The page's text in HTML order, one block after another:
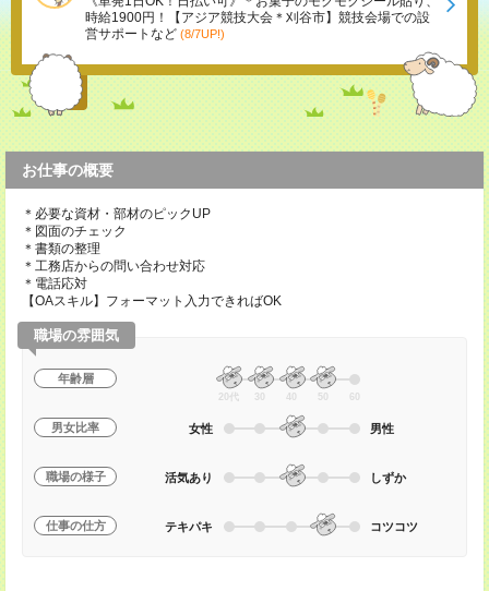
時給1900円！【アジア競技大会＊刈谷市】競技会場での設
営サポートなど (8/7UP!)
お仕事の概要
＊必要な資材・部材のピックUP
＊図面のチェック
＊書類の整理
＊工務店からの問い合わせ対応
＊電話応対
【OAスキル】フォーマット入力できればOK
職場の雰囲気
年齢層
20代 30 40 50 60
男女比率 女性 男性
職場の様子 活気あり しずか
仕事の仕方 テキパキ コツコツ